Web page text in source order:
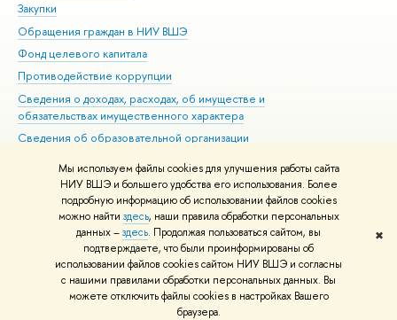
Мы используем файлы cookies для улучшения работы сайта
НИУ ВШЭ и большего удобства его использования. Более
подробную информацию об использовании файлов cookies
можно найти здесь, наши правила обработки персональных
данных –здесь. Продолжая пользоваться сайтом, вы
подтверждаете, что были проинформированы об
использовании файлов cookies сайтом НИУ ВШЭ и согласны
с нашими правилами обработки персональных данных. Вы
можете отключить файлы cookies в настройках Вашего
браузера.
✖
Закупки
Обращения граждан в НИУ ВШЭ
Фонд целевого капитала
Противодействие коррупции
Сведения о доходах, расходах, об имуществе и
обязательствах имущественного характера
Сведения об образовательной организации
Людям с ограниченными возможностями здоровья
Единая платежная страница
Работа в Вышке
© НИУ ВШЭ 1993–2026 Адреса и контакты Условия использования
материалов Политика конфиденциальности Карта сайта
Шрифты HSE Sans и HSE Slab разработаны вШколе дизайна НИУ ВШЭ